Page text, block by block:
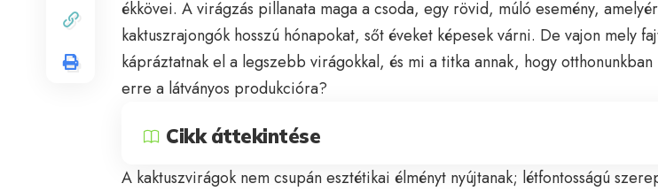
ékkövei. A virágzás pillanata maga a csoda, egy rövid, múló esemény,
kaktuszrajongók hosszú hónapokat, sőt éveket képesek várni. De vajon mely
kápráztatnak el a legszebb virágokkal, és mi a titka annak, hogy
erre a látványos produkcióra?
Cikk áttekintése
A kaktuszvirágok nem csupán esztétikai élményt nyújtanak; létfontosságú